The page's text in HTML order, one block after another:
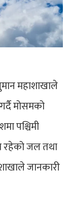
महाशाखाले
मोसमको
पश्चिमी
रहेको जल तथा
जानकारी